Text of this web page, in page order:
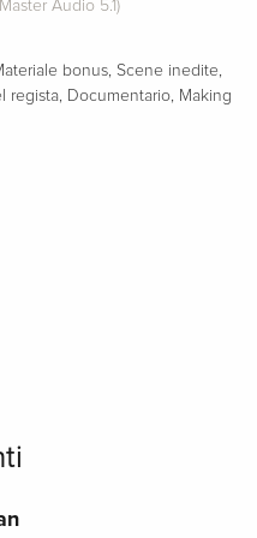
Audio 5.1)
bonus Scene inedite
regista
Documentario
Making